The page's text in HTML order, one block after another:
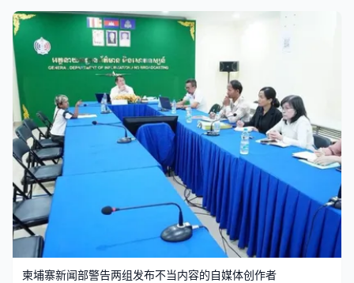
柬埔寨新闻部警告两组发布不当内容的自媒体创作者